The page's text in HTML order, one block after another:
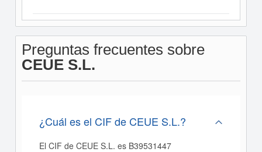
Preguntas frecuentes sobre
CEUE S.L.
¿Cuál es el CIF de CEUE S.L.?
El CIF de CEUE S.L. es B39531447